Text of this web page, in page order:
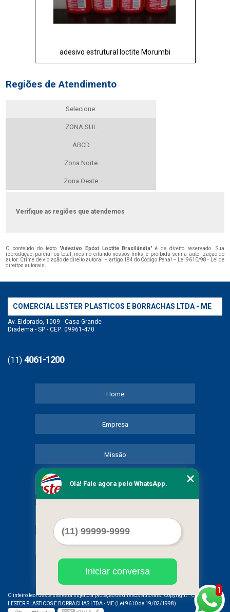
adesivo estrutural loctite Morumbi
Regiões de Atendimento
Selecione:
ZONA SUL
ABCD
Zona Norte
Zona Oeste
Verifique as regiões que atendemos
O conteúdo do texto "Adesivo Epóxi Loctite Brasilândia" é de direito reservado. Sua
reprodução, parcial ou total, mesmo citando nossos links, é proibida sem a autorização do
autor. Crime de violação de direito autoral – artigo 184 do Código Penal –
Lei 9610/98 - Lei de
direitos autorais
COMERCIAL LESTER PLASTICOS E BORRACHAS LTDA - ME
Av. Eldorado, 1009 - Casa Grande
Diadema - SP - CEP: 09961-470
(11) 4061-1200
Home
Empresa
Missão
Serviços
Mapa do site
O inteiro teor deste site está sujeito à proteção de direitos autorais. Copyright COMERCIAL
LESTER PLASTICOS E BORRACHAS LTDA - ME (Lei 9610 de 19/02/1998)
1
Olá! Fale agora pelo WhatsApp.
Iniciar conversa